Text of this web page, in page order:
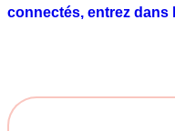
connectés, entrez dans